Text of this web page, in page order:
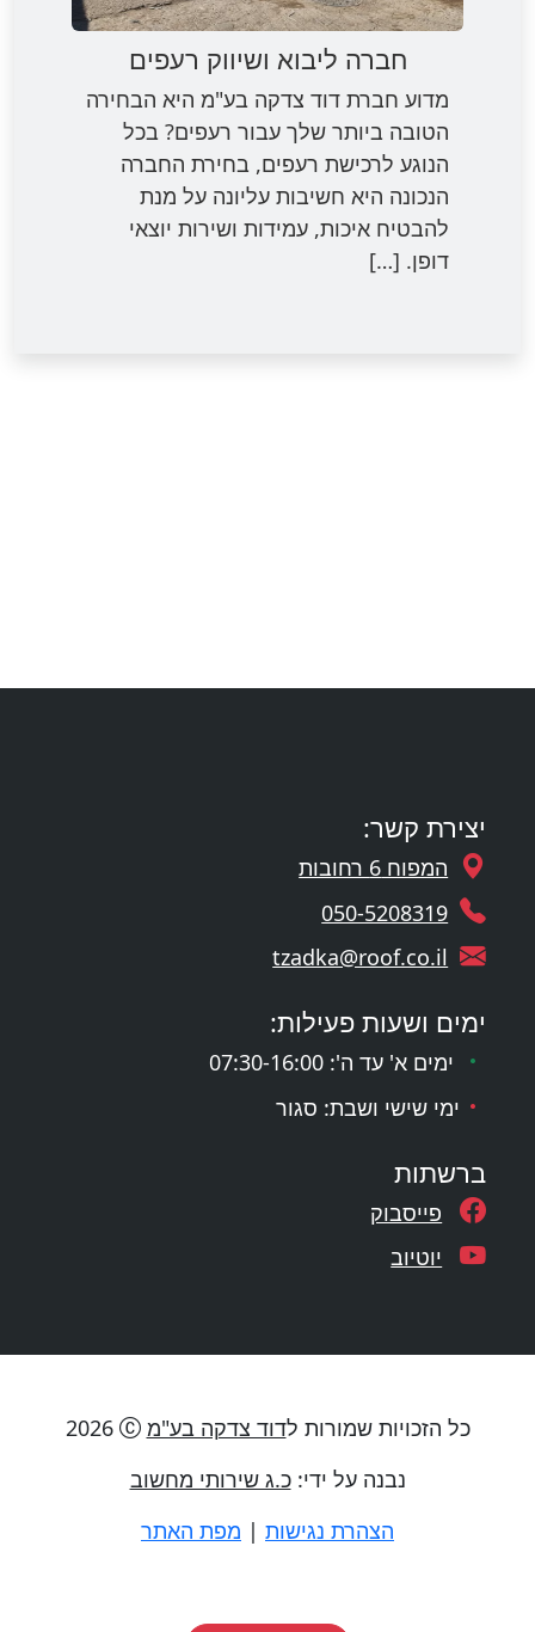
חברה ליבוא ושיווק רעפים
מדוע חברת דוד צדקה בע"מ היא הבחירה
הטובה ביותר שלך עבור רעפים? בכל
הנוגע לרכישת רעפים, בחירת החברה
הנכונה היא חשיבות עליונה על מנת
להבטיח איכות, עמידות ושירות יוצאי
דופן. […]
יצירת קשר:
המפוח 6 רחובות
050-5208319
tzadka@roof.co.il
ימים ושעות פעילות:
ימים א' עד ה': 07:30-16:00
ימי שישי ושבת: סגור
ברשתות
פייסבוק
יוטיוב
כל הזכויות שמורות לדוד צדקה בע"מ
2026
נבנה על ידי:כ.ג שירותי מחשוב
הצהרת נגישות | מפת האתר